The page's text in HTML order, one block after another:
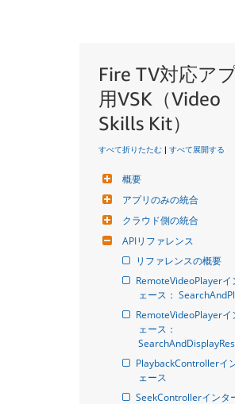
Fire TV対応ア
用VSK（Video
Skills Kit）
すべて折りたたむ | すべて展開する
概要
アプリのみの統合
クラウド側の統合
APIリファレンス
リファレンスの概要
RemoteVideoPlayerイ
ェース：
RemoteVideoPlayerイ
ェース：
PlaybackControllerイ
ェース
SeekControllerインタ